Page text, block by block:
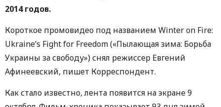
2014 годов.
Короткое промовидео под названием Winter on Fire:
Ukraine’s Fight for Freedom («Пылающая зима: Борьба
Украины за свободу») снял режиссер Евгений
Афинеевский, пишет Корреспондент.
Как стало известно, лента появится на экране 9